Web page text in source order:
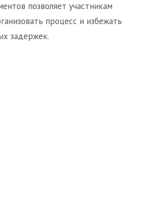
позволяет участникам
процесс и избежать
задержек.